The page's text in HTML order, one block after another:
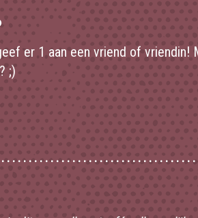
er 1 aan een vriend of vriendin!
;)